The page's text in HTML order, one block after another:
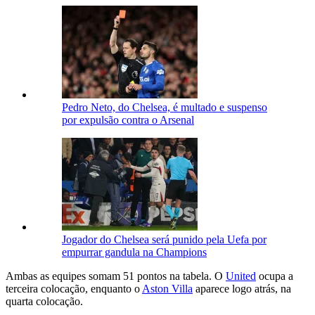
Pedro Neto, do Chelsea, é multado e suspenso
por expulsão contra o Arsenal
Jogador do Chelsea será punido pela Uefa por
empurrar gandula na Champions
Ambas as equipes somam 51 pontos na tabela. O United ocupa a
terceira colocação, enquanto o Aston Villa aparece logo atrás, na
quarta colocação.